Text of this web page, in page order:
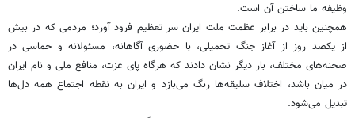
وظیفه ما ساختن آن است.
همچنین باید در برابر عظمت ملت ایران سر تعظیم فرود آورد؛ مردمی که در بیش
از یکصد روز از آغاز جنگ تحمیلی، با حضوری آگاهانه، مسئولانه و حماسی در
صحنه‌های مختلف، بار دیگر نشان دادند که هرگاه پای عزت، منافع ملی و نام ایران
در میان باشد، اختلاف سلیقه‌ها رنگ می‌بازد و ایران به نقطه اجتماع همه دل‌ها
تبدیل می‌شود.